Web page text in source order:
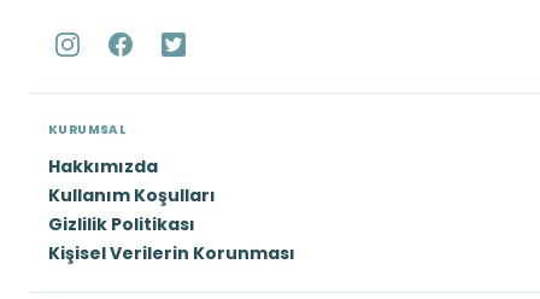
KURUMSAL
Hakkımızda
Kullanım Koşulları
Gizlilik Politikası
Kişisel Verilerin Korunması